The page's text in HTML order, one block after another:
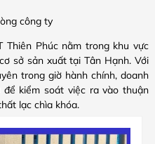
công ty
Thiên Phúc nằm trong khu vực
sở sản xuất tại Tân Hạnh. Với
trong giờ hành chính, doanh
kiểm soát việc ra vào thuận
lạc chìa khóa.